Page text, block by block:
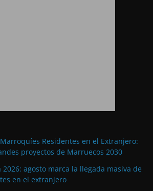
Residentes en el Extranjero:
proyectos de Marruecos 2030
agosto marca la llegada masiva de
en el extranjero